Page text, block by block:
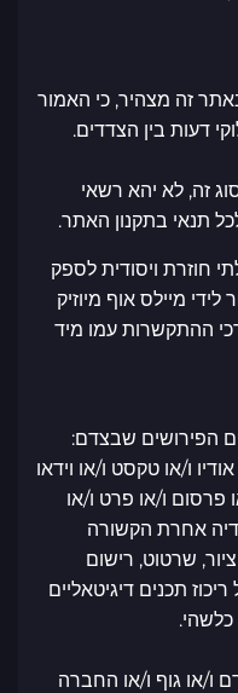
זה מצהיר, כי האמור
דעות בין הצדדים.
זה, לא יהא רשאי
תנאי בתקנון האתר.
חוזרת ויסודית לספק
מיילס אוף מיוזיק
ההתקשרות עמו מיד
הפירושים שבצדם:
ו/או טקסט ו/או וידאו
פרסום ו/או פרט ו/או
אחרת הקשורה
שרטוט, רישום
תכנים דיגיטאליים
כלשהי.
ו/או גוף ו/או החברה